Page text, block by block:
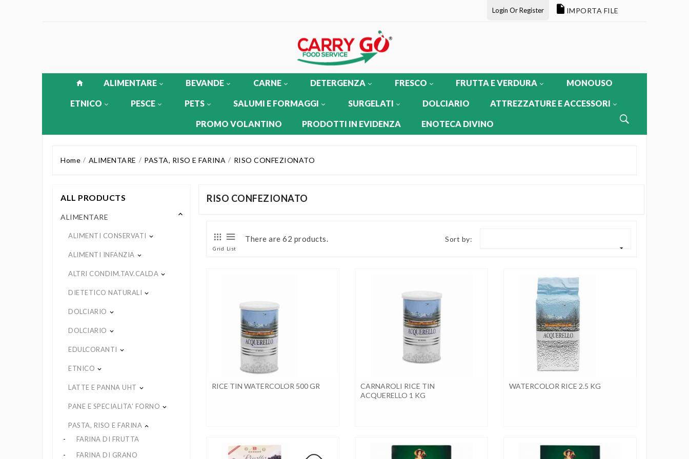
Login Or Register IMPORTA FILE
ALIMENTARE BEVANDE CARNE DETERGENZA FRESCO FRUTTA E VERDURA MONOUSO
ETNICO PESCE PETS SALUMI E FORMAGGI SURGELATI DOLCIARIO ATTREZZATURE E ACCESSORI
PROMO VOLANTINO PRODOTTI IN EVIDENZA ENOTECA DIVINO
Home ALIMENTARE PASTA, RISO E FARINA RISO CONFEZIONATO
ALL PRODUCTS
ALIMENTARE keyboard_arrow_up
ALIMENTI CONSERVATI keyboard_arrow_down
ALIMENTI INFANZIA keyboard_arrow_down
ALTRI CONDIM.TAV.CALDA keyboard_arrow_down
DIETETICO NATURALI keyboard_arrow_down
DOLCIARIO keyboard_arrow_down
DOLCIARIO keyboard_arrow_down
EDULCORANTI keyboard_arrow_down
ETNICO keyboard_arrow_down
LATTE E PANNA UHT keyboard_arrow_down
PANE E SPECIALITA' FORNO keyboard_arrow_down
PASTA, RISO E FARINA keyboard_arrow_up
FARINA DI FRUTTA
FARINA DI GRANO
RISO CONFEZIONATO
Grid List
There are 62 products. Sort by:
RICE TIN WATERCOLOR 500 GR
CARNAROLI RICE TIN
ACQUERELLO 1 KG
WATERCOLOR RICE 2.5 KG